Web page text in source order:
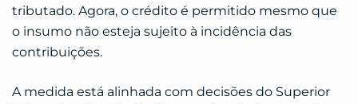
tributado. Agora, o crédito é permitido mesmo que
o insumo não esteja sujeito à incidência das
contribuições.
A medida está alinhada com decisões do Superior